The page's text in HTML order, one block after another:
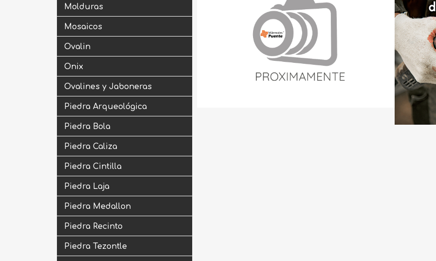
Molduras
Mosaicos
Ovalin
Onix
Ovalines y Jaboneras
Piedra Arqueológica
Piedra Bola
Piedra Caliza
Piedra Cintilla
Piedra Laja
Piedra Medallon
Piedra Recinto
Piedra Tezontle